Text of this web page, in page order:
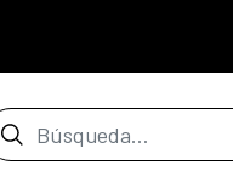
de búsqueda